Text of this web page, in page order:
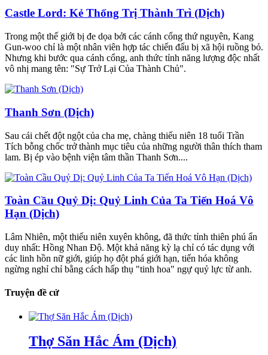
Castle Lord: Kẻ Thống Trị Thành Trì (Dịch)
Trong một thế giới bị đe dọa bởi các cánh cổng thứ nguyên, Kang
Gun-woo chỉ là một nhân viên hợp tác chiến đấu bị xã hội ruồng bỏ.
Nhưng khi bước qua cánh cổng, anh thức tỉnh năng lượng độc nhất
vô nhị mang tên: "Sự Trở Lại Của Thành Chủ".
Thanh Sơn (Dịch)
Sau cái chết đột ngột của cha mẹ, chàng thiếu niên 18 tuổi Trần
Tích bỗng chốc trở thành mục tiêu của những người thân thích tham
lam. Bị ép vào bệnh viện tâm thần Thanh Sơn....
Toàn Cầu Quỷ Dị: Quỷ Linh Của Ta Tiến Hoá Vô
Hạn (Dịch)
Lâm Nhiên, một thiếu niên xuyên không, đã thức tỉnh thiên phú ẩn
duy nhất: Hồng Nhan Độ. Một khả năng kỳ lạ chỉ có tác dụng với
các linh hồn nữ giới, giúp họ đột phá giới hạn, tiến hóa không
ngừng nghỉ chỉ bằng cách hấp thụ "tinh hoa" ngự quỷ lực từ anh.
Truyện đề cử
Thợ Săn Hắc Ám (Dịch)